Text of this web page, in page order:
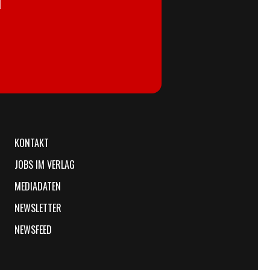
KONTAKT
JOBS IM VERLAG
MEDIADATEN
NEWSLETTER
NEWSFEED